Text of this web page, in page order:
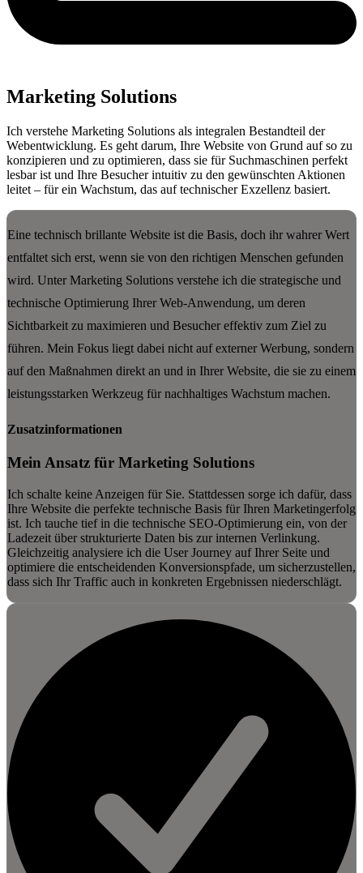
Marketing Solutions
Ich verstehe Marketing Solutions als integralen Bestandteil der
Webentwicklung. Es geht darum, Ihre Website von Grund auf so zu
konzipieren und zu optimieren, dass sie für Suchmaschinen perfekt
lesbar ist und Ihre Besucher intuitiv zu den gewünschten Aktionen
leitet – für ein Wachstum, das auf technischer Exzellenz basiert.
Eine technisch brillante Website ist die Basis, doch ihr wahrer Wert
entfaltet sich erst, wenn sie von den richtigen Menschen gefunden
wird. Unter Marketing Solutions verstehe ich die strategische und
technische Optimierung Ihrer Web-Anwendung, um deren
Sichtbarkeit zu maximieren und Besucher effektiv zum Ziel zu
führen. Mein Fokus liegt dabei nicht auf externer Werbung, sondern
auf den Maßnahmen direkt an und in Ihrer Website, die sie zu einem
leistungsstarken Werkzeug für nachhaltiges Wachstum machen.
Zusatzinformationen
Mein Ansatz für Marketing Solutions
Ich schalte keine Anzeigen für Sie. Stattdessen sorge ich dafür, dass
Ihre Website die perfekte technische Basis für Ihren Marketingerfolg
ist. Ich tauche tief in die technische SEO-Optimierung ein, von der
Ladezeit über strukturierte Daten bis zur internen Verlinkung.
Gleichzeitig analysiere ich die User Journey auf Ihrer Seite und
optimiere die entscheidenden Konversionspfade, um sicherzustellen,
dass sich Ihr Traffic auch in konkreten Ergebnissen niederschlägt.